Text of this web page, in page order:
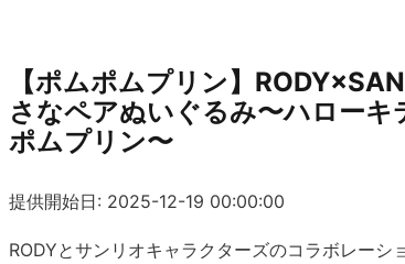
【ポムポムプリン】
さなペアぬいぐるみ〜ハロー
ポムプリン〜
提供開始日: 2025-12-19 00:00:00
RODYとサンリオキャラクターズのコラボレー